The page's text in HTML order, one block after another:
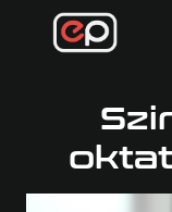
content